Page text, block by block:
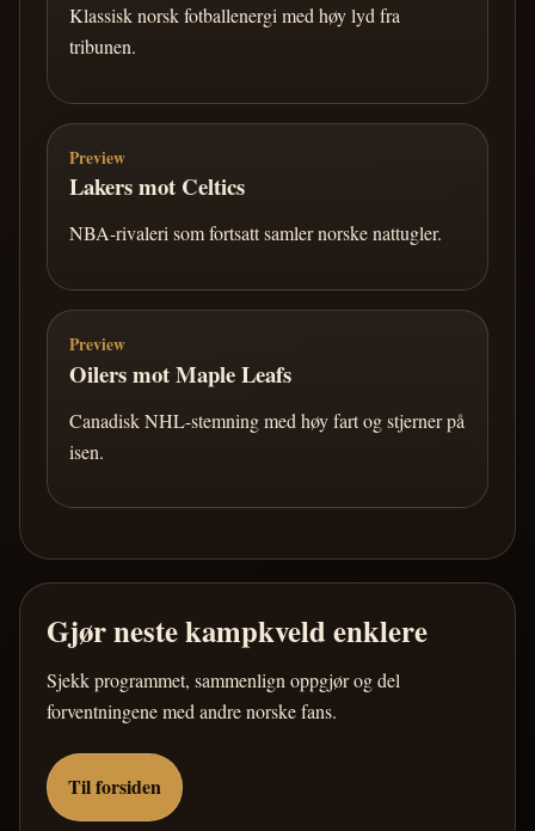
Klassisk norsk fotballenergi med høy lyd fra
tribunen.
Preview
Lakers mot Celtics
NBA-rivaleri som fortsatt samler norske nattugler.
Preview
Oilers mot Maple Leafs
Canadisk NHL-stemning med høy fart og stjerner på
isen.
Gjør neste kampkveld enklere
Sjekk programmet, sammenlign oppgjør og del
forventningene med andre norske fans.
Til forsiden